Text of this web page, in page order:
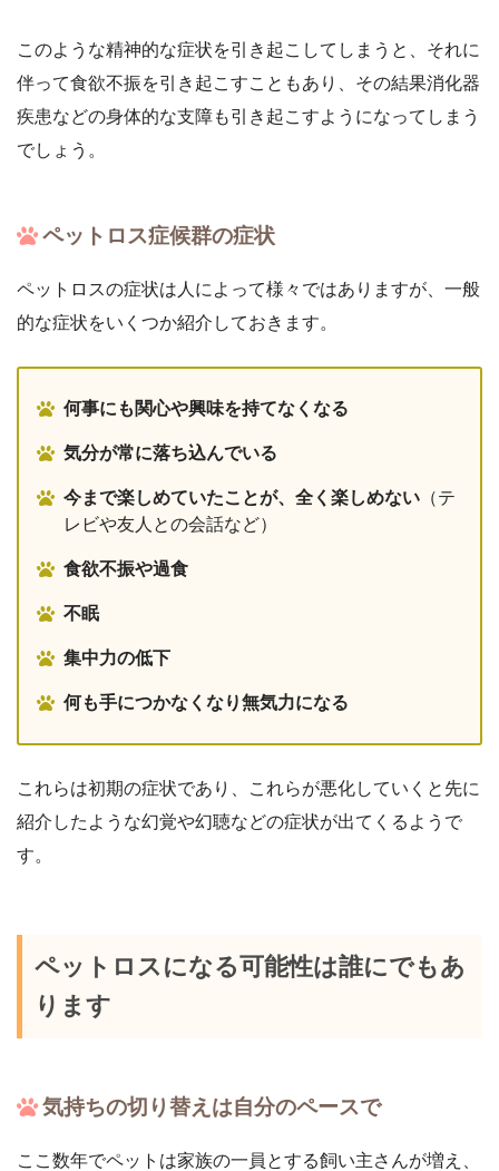
このような精神的な症状を引き起こしてしまうと、それに
伴って食欲不振を引き起こすこともあり、その結果消化器
疾患などの身体的な支障も引き起こすようになってしまう
でしょう。
ペットロス症候群の症状
ペットロスの症状は人によって様々ではありますが、一般
的な症状をいくつか紹介しておきます。
何事にも関心や興味を持てなくなる
気分が常に落ち込んでいる
今まで楽しめていたことが、全く楽しめない （テ
レビや友人との会話など）
食欲不振や過食
不眠
集中力の低下
何も手につかなくなり無気力になる
これらは初期の症状であり、これらが悪化していくと先に
紹介したような幻覚や幻聴などの症状が出てくるようで
す。
ペットロスになる可能性は誰にでもあ
ります
気持ちの切り替えは自分のペースで
ここ数年でペットは家族の一員とする飼い主さんが増え、